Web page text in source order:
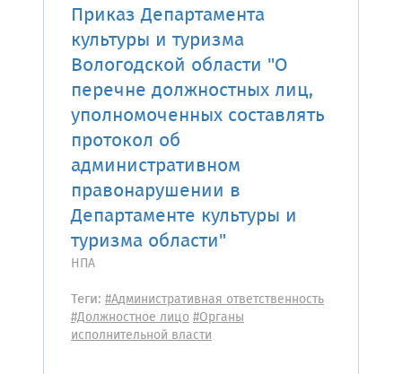
Приказ Департамента
культуры и туризма
Вологодской области "О
перечне должностных лиц,
уполномоченных составлять
протокол об
административном
правонарушении в
Департаменте культуры и
туризма области"
НПА
Теги: #Административная ответственность
#Должностное лицо#Органы
исполнительной власти